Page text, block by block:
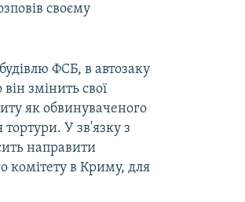
своєму
ФСБ, в автозаку
змінить свої
як обвинуваченого
У зв'язку з
направити
комітету в Криму, для